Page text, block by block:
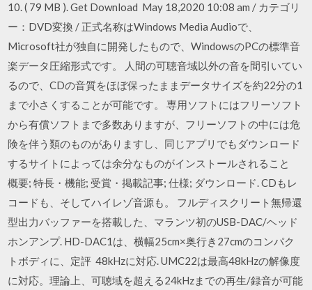
10. ( 79 MB ). Get Download May 18,2020 10:08 am / カテゴリ
ー：DVD変換 / 正式名称はWindows Media Audioで、
Microsoft社が独自に開発したもので、WindowsのPCの標準音
楽データ圧縮形式です。 人間の可聴音域以外の音を間引いてい
るので、CDの音質をほぼ保ったままデータサイズを約22分の1
まで小さくすることが可能です。 専用ソフトにはフリーソフト
から有償ソフトまで多数ありますが、フリーソフトの中には危
険を伴う類のものがありますし、同じアプリでもダウンロード
するサイトによっては余分なものがインストールされること
概要; 特長・機能; 受賞・掲載記事; 仕様; ダウンロード. CDもレ
コードも、そしてハイレゾ音源も。 フルディスクリート無帰還
型出力バッファーを搭載した、マランツ初のUSB-DAC/ヘッド
ホンアンプ. HD-DAC1は、横幅25cm×奥行き27cmのコンパク
トボディに、定評 48kHzに対応. UMC22は最高48kHzの解像度
に対応。理論上、可聴域を超える24kHzまでの再生/録音が可能